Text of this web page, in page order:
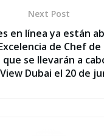
Next Post
en línea ya están
de Chef
se llevarán a
Dubai el 20 de